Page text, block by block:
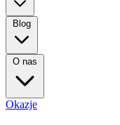
Blog
O nas
Okazje